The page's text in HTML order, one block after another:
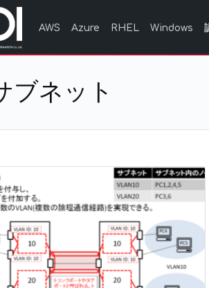
AWS Azure RHEL Windows
ブネット